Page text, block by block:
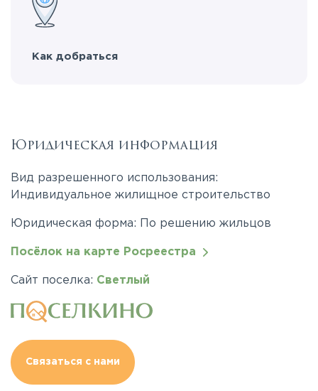
Как добраться
Юридическая информация
Вид разрешенного использования:
Индивидуальное жилищное строительство
Юридическая форма: По решению жильцов
Посёлок на карте Росреестра
Сайт поселка: Светлый
Связаться с нами